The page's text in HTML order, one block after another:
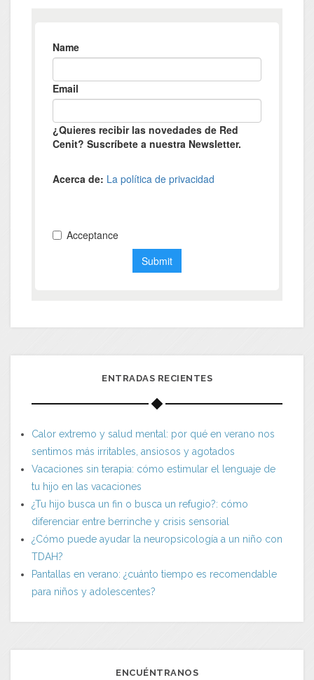
ENTRADAS RECIENTES
Calor extremo y salud mental: por qué en verano nos
sentimos más irritables, ansiosos y agotados
Vacaciones sin terapia: cómo estimular el lenguaje de
tu hijo en las vacaciones
¿Tu hijo busca un fin o busca un refugio?: cómo
diferenciar entre berrinche y crisis sensorial
¿Cómo puede ayudar la neuropsicología a un niño con
TDAH?
Pantallas en verano: ¿cuánto tiempo es recomendable
para niños y adolescentes?
ENCUÉNTRANOS